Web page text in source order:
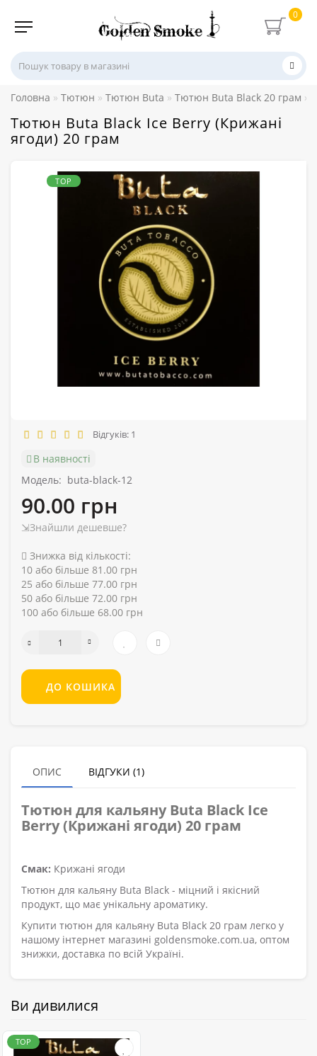
0
Головна Тютюн Тютюн Buta Тютюн Buta Black 20 грам
Тютюн Buta Black Ice Berry (Крижані
ягоди) 20 грам
TOP
Відгуків: 1
В наявності
Модель: buta-black-12
90.00 грн
⇲Знайшли дешевше?
Знижка від кількості:
10 або більше 81.00 грн
25 або більше 77.00 грн
50 або більше 72.00 грн
100 або більше 68.00 грн
ДО КОШИКА
ОПИС ВІДГУКИ (1)
Тютюн для кальяну Buta Black Ice
Berry (Крижані ягоди) 20 грам
Смак: Крижані ягоди
Тютюн для кальяну Buta Black - міцний і якісний
продукт, що має унікальну ароматику.
Купити тютюн для кальяну Buta Black 20 грам легко у
нашому інтернет магазині goldensmoke.com.ua, оптом
знижки, доставка по всій Україні.
Ви дивилися
TOP